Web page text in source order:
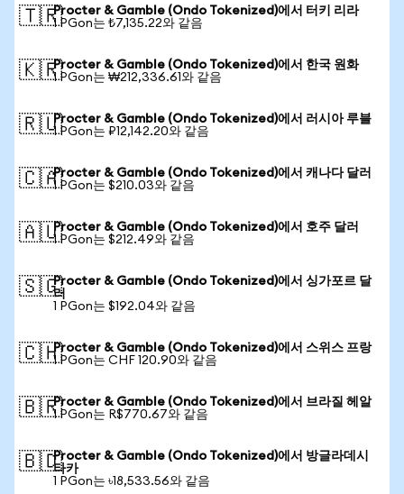
🇹🇷Procter & Gamble (Ondo Tokenized)에서 터키 리라
1 PGon는 ₺7,135.22와 같음
🇰🇷Procter & Gamble (Ondo Tokenized)에서 한국 원화
1 PGon는 ₩212,336.61와 같음
🇷🇺Procter & Gamble (Ondo Tokenized)에서 러시아 루블
1 PGon는 ₽12,142.20와 같음
🇨🇦Procter & Gamble (Ondo Tokenized)에서 캐나다 달러
1 PGon는 $210.03와 같음
🇦🇺Procter & Gamble (Ondo Tokenized)에서 호주 달러
1 PGon는 $212.49와 같음
🇸🇬Procter & Gamble (Ondo Tokenized)에서 싱가포르 달
러
1 PGon는 $192.04와 같음
🇨🇭Procter & Gamble (Ondo Tokenized)에서 스위스 프랑
1 PGon는 CHF 120.90와 같음
🇧🇷Procter & Gamble (Ondo Tokenized)에서 브라질 헤알
1 PGon는 R$770.67와 같음
🇧🇩Procter & Gamble (Ondo Tokenized)에서 방글라데시
타카
1 PGon는 ৳18,533.56와 같음